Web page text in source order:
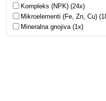
Kompleks (NPK) (24x)
Mikroelementi (Fe, Zn, Cu)
Mineralna gnojiva (1x)